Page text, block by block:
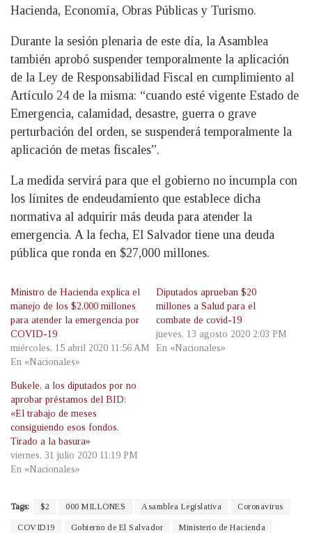
Hacienda, Economía, Obras Públicas y Turismo.
Durante la sesión plenaria de este día, la Asamblea
también aprobó suspender temporalmente la aplicación
de la Ley de Responsabilidad Fiscal en cumplimiento al
Artículo 24 de la misma: “cuando esté vigente Estado de
Emergencia, calamidad, desastre, guerra o grave
perturbación del orden, se suspenderá temporalmente la
aplicación de metas fiscales”.
La medida servirá para que el gobierno no incumpla con
los límites de endeudamiento que establece dicha
normativa al adquirir más deuda para atender la
emergencia. A la fecha, El Salvador tiene una deuda
pública que ronda en $27,000 millones.
Ministro de Hacienda explica el
manejo de los $2,000 millones
para atender la emergencia por
COVID-19
miércoles, 15 abril 2020 11:56 AM
En «Nacionales»
Diputados aprueban $20
millones a Salud para el
combate de covid-19
jueves, 13 agosto 2020 2:03 PM
En «Nacionales»
Bukele, a los diputados por no
aprobar préstamos del BID:
«El trabajo de meses
consiguiendo esos fondos.
Tirado a la basura»
viernes, 31 julio 2020 11:19 PM
En «Nacionales»
Tags: $2 000 MILLONES Asamblea Legislativa Coronavirus
COVID19 Gobierno de El Salvador Ministerio de Hacienda